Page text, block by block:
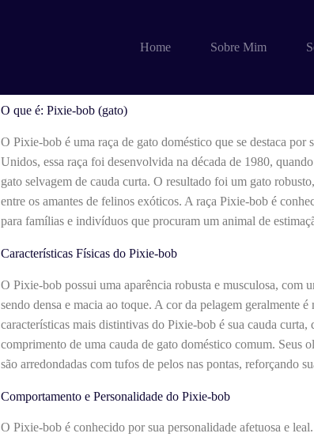
Home Sobre Mim
O que é: Pixie-bob (gato)
O que é: Pixie-bob (gato)
O Pixie-bob é uma raça de gato doméstico que se destaca
Unidos, essa raça foi desenvolvida na década de 1980,
gato selvagem de cauda curta. O resultado foi um gato
entre os amantes de felinos exóticos. A raça Pixie-bob é
para famílias e indivíduos que procuram um animal de
Características Físicas do Pixie-bob
O Pixie-bob possui uma aparência robusta e musculosa, com
sendo densa e macia ao toque. A cor da pelagem geralmente
características mais distintivas do Pixie-bob é sua cauda
comprimento de uma cauda de gato doméstico comum. Seus
são arredondadas com tufos de pelos nas pontas, reforçando
Comportamento e Personalidade do Pixie-bob
O Pixie-bob é conhecido por sua personalidade afetuosa e